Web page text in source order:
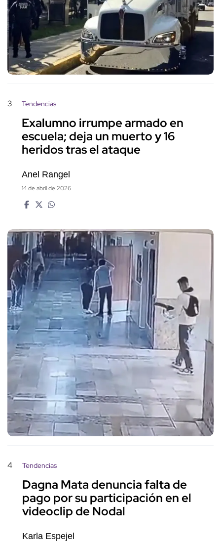
3 Tendencias
Exalumno irrumpe armado en
escuela; deja un muerto y 16
heridos tras el ataque
Anel Rangel
14 de abril de 2026
4 Tendencias
Dagna Mata denuncia falta de
pago por su participación en el
videoclip de Nodal
Karla Espejel